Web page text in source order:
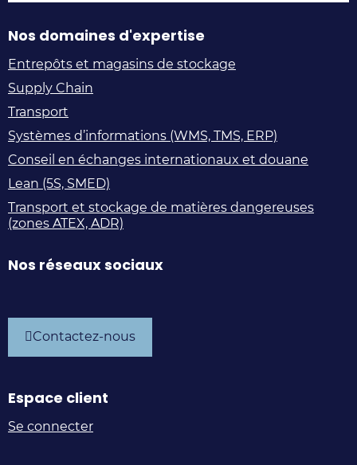
Nos domaines d'expertise
Entrepôts et magasins de stockage
Supply Chain
Transport
Systèmes d’informations (WMS, TMS, ERP)
Conseil en échanges internationaux et douane
Lean (5S, SMED)
Transport et stockage de matières dangereuses
(zones ATEX, ADR)
Nos réseaux sociaux
Chain
Experts
sur
LinkedIn
Chain
Experts
sur
Facebook
Chain
Experts
sur
Instagram
Chain
Experts
sur
Youtube
Contactez-nous
Espace client
Se connecter